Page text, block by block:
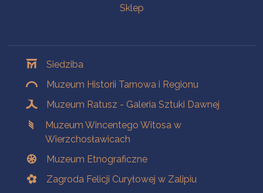
Sklep
Siedziba
Muzeum Historii Tarnowa i Regionu
Muzeum Ratusz - Galeria Sztuki Dawnej
Muzeum Wincentego Witosa w
Wierzchosławicach
Muzeum Etnograficzne
Zagroda Felicji Curyłowej w Zalipiu